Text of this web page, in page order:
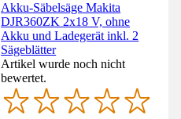
Akku-Säbelsäge Makita
DJR360ZK 2x18 V, ohne
Akku und Ladegerät inkl. 2
Sägeblätter
Artikel wurde noch nicht
bewertet.